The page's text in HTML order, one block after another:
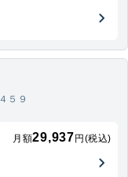
５９
月額29,937 円(税込)